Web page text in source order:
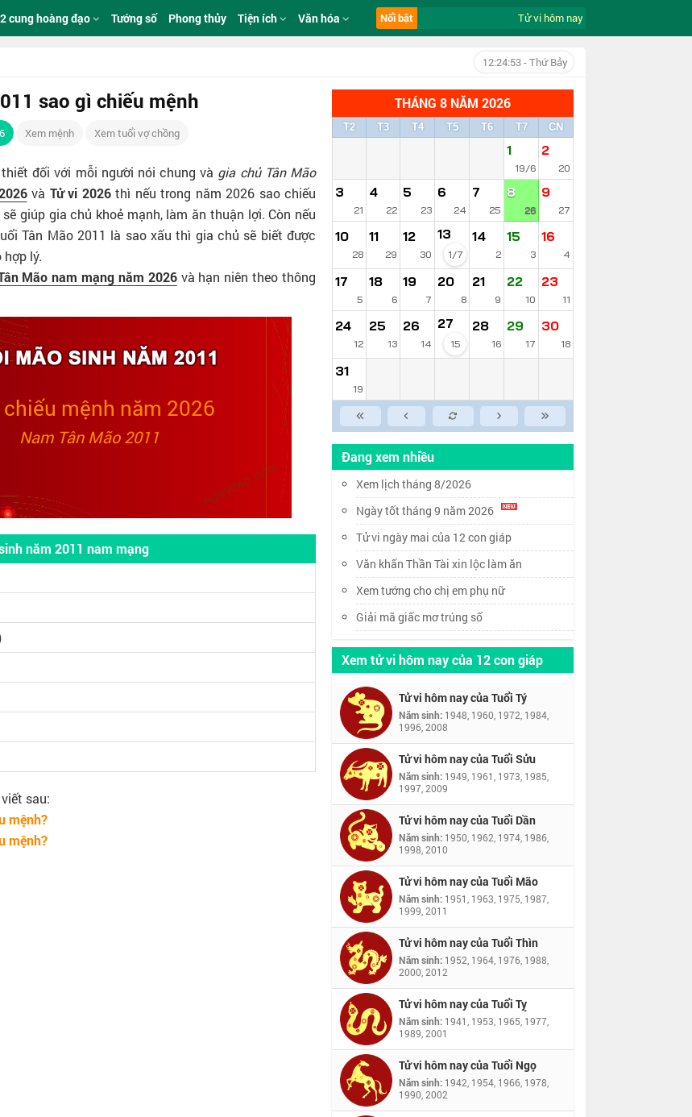
cung hoàng đạo Tướng số Phong thủy Tiện ích Văn hóa Nổi bật Tử vi hôm nay ngày 8/8/2026 của 12
12:24:54- Thứ Bảy
sao gì chiếu mệnh
Xem mệnh Xem tuổi vợ chồng
đối với mỗi người nói chung và gia chủ Tân Mão
và Tử vi 2026thì nếu trong năm 2026 sao chiếu
giúp gia chủ khoẻ mạnh, làm ăn thuận lợi. Còn nếu
Tân Mão 2011 là sao xấu thì gia chủ sẽ biết được
lý.
Mão nam mạng năm 2026và hạn niên theo thông
chiếu mệnh năm 2026
Nam Tân Mão 2011
năm 2011 nam mạng
sau:
mệnh?
mệnh?
THÁNG 8 NĂM 2026
T2 T3 T4 T5 T6 T7 CN
1
19/6
2
20
3
21
4
22
5
23
6
24
7
25
8
26
9
27
10
28
11
29
12
30
13
1/7
14
2
15
3
16
4
17
5
18
6
19
7
20
8
21
9
22
10
23
11
24
12
25
13
26
14
27
15
28
16
29
17
30
18
31
19
Đang xem nhiều
Xem lịch tháng 8/2026
Ngày tốt tháng 9 năm 2026
Tử vi ngày mai của 12 con giáp
Văn khấn Thần Tài xin lộc làm ăn
Xem tướng cho chị em phụ nữ
Giải mã giấc mơ trúng số
Xem tử vi hôm nay của 12 con giáp
Tử vi hôm nay của Tuổi Tý
Năm sinh: 1948, 1960, 1972, 1984,
1996, 2008
Tử vi hôm nay của Tuổi Sửu
Năm sinh: 1949, 1961, 1973, 1985,
1997, 2009
Tử vi hôm nay của Tuổi Dần
Năm sinh: 1950, 1962, 1974, 1986,
1998, 2010
Tử vi hôm nay của Tuổi Mão
Năm sinh: 1951, 1963, 1975, 1987,
1999, 2011
Tử vi hôm nay của Tuổi Thìn
Năm sinh: 1952, 1964, 1976, 1988,
2000, 2012
Tử vi hôm nay của Tuổi Tỵ
Năm sinh: 1941, 1953, 1965, 1977,
1989, 2001
Tử vi hôm nay của Tuổi Ngọ
Năm sinh: 1942, 1954, 1966, 1978,
1990, 2002